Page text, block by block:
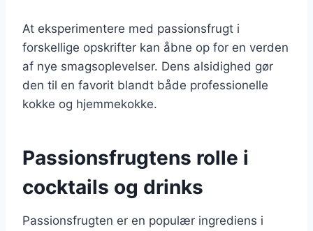
At eksperimentere med passionsfrugt i
forskellige opskrifter kan åbne op for en verden
af nye smagsoplevelser. Dens alsidighed gør
den til en favorit blandt både professionelle
kokke og hjemmekokke.
Passionsfrugtens rolle i
cocktails og drinks
Passionsfrugten er en populær ingrediens i